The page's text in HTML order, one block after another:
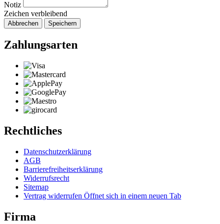
Notiz
Zeichen verbleibend
Abbrechen Speichern
Zahlungsarten
Rechtliches
Datenschutzerklärung
AGB
Barrierefreiheitserklärung
Widerrufsrecht
Sitemap
Vertrag widerrufen Öffnet sich in einem neuen Tab
Firma